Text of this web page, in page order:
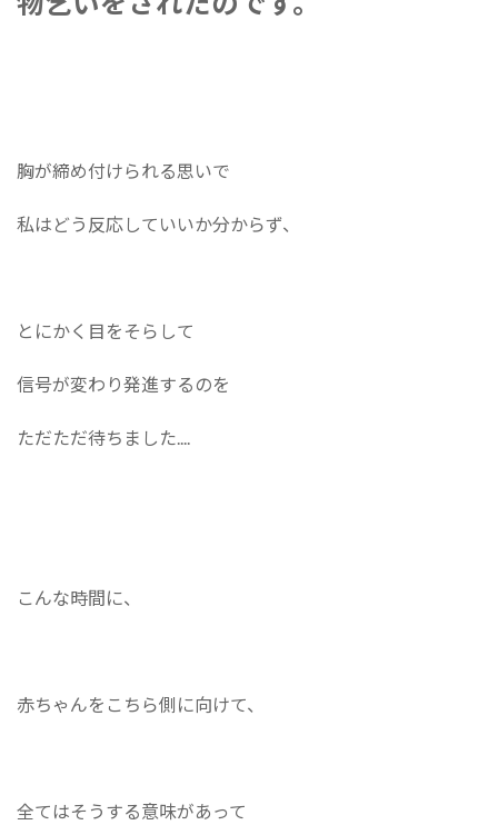
胸が締め付けられる思いで
私はどう反応していいか分からず、
とにかく目をそらして
信号が変わり発進するのを
ただただ待ちました....
こんな時間に、
赤ちゃんをこちら側に向けて、
全てはそうする意味があって